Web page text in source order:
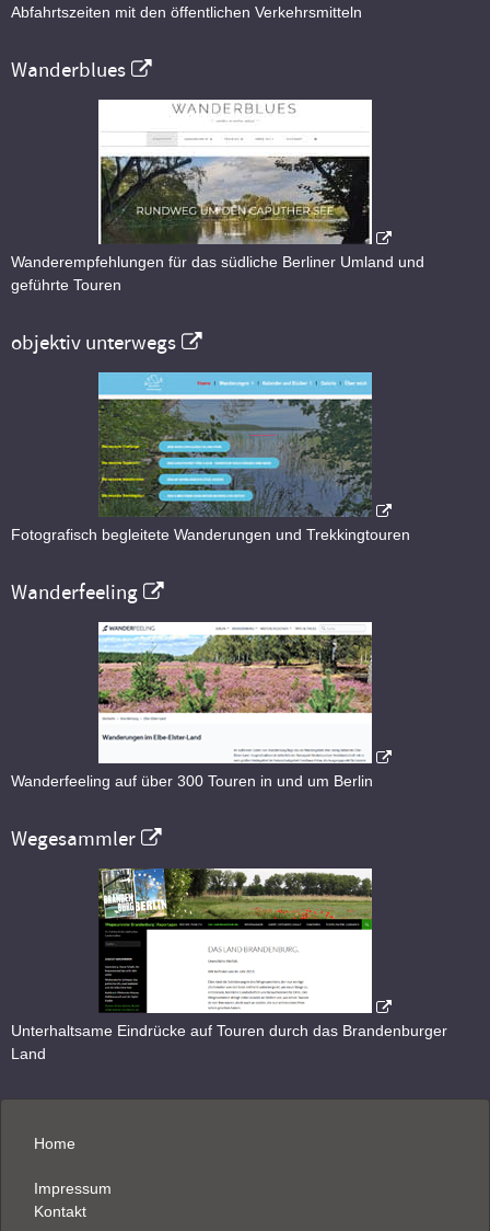
Abfahrtszeiten mit den öffentlichen Verkehrsmitteln
Wanderblues
Wanderempfehlungen für das südliche Berliner Umland und
geführte Touren
objektiv unterwegs
Fotografisch begleitete Wanderungen und Trekkingtouren
Wanderfeeling
Wanderfeeling auf über 300 Touren in und um Berlin
Wegesammler
Unterhaltsame Eindrücke auf Touren durch das Brandenburger
Land
Home
Impressum
Kontakt